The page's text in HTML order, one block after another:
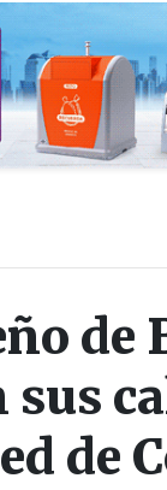
de
de